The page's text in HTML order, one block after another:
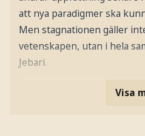
att nya paradigmer ska
Men stagnationen gäller
vetenskapen, utan i hela
Jebari.
Visa